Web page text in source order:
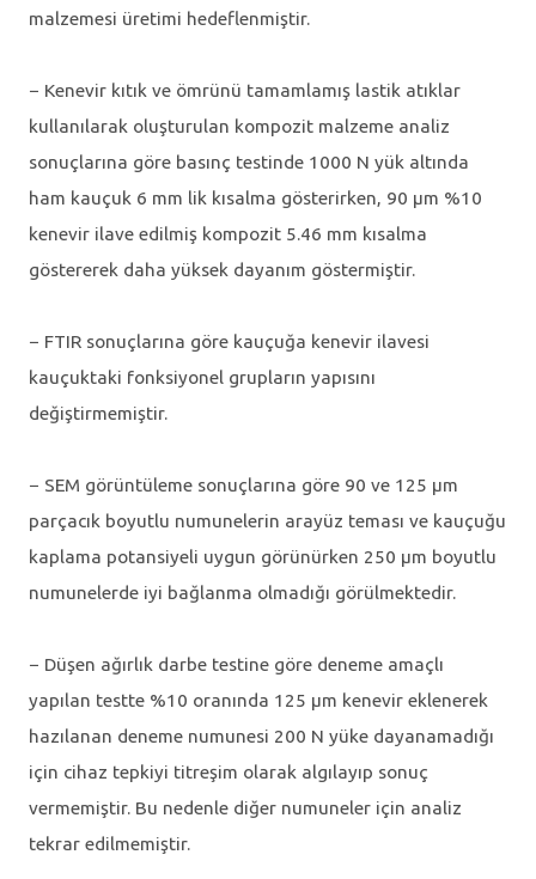
malzemesi üretimi hedeflenmiştir.
− Kenevir kıtık ve ömrünü tamamlamış lastik atıklar
kullanılarak oluşturulan kompozit malzeme analiz
sonuçlarına göre basınç testinde 1000 N yük altında
ham kauçuk 6 mm lik kısalma gösterirken, 90 μm %10
kenevir ilave edilmiş kompozit 5.46 mm kısalma
göstererek daha yüksek dayanım göstermiştir.
− FTIR sonuçlarına göre kauçuğa kenevir ilavesi
kauçuktaki fonksiyonel grupların yapısını
değiştirmemiştir.
− SEM görüntüleme sonuçlarına göre 90 ve 125 μm
parçacık boyutlu numunelerin arayüz teması ve kauçuğu
kaplama potansiyeli uygun görünürken 250 μm boyutlu
numunelerde iyi bağlanma olmadığı görülmektedir.
− Düşen ağırlık darbe testine göre deneme amaçlı
yapılan testte %10 oranında 125 μm kenevir eklenerek
hazılanan deneme numunesi 200 N yüke dayanamadığı
için cihaz tepkiyi titreşim olarak algılayıp sonuç
vermemiştir. Bu nedenle diğer numuneler için analiz
tekrar edilmemiştir.